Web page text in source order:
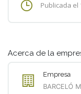
Publicada el
Acerca de la
Empresa
BARCELÓ